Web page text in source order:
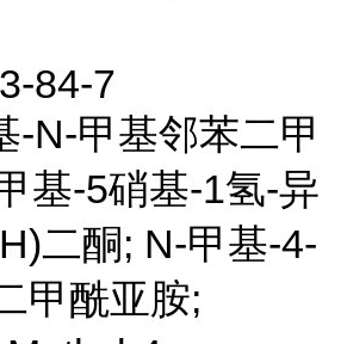
84-7
-N-甲基邻苯二甲
基-5硝基-1氢-异
二酮; N-甲基-4-
甲酰亚胺;